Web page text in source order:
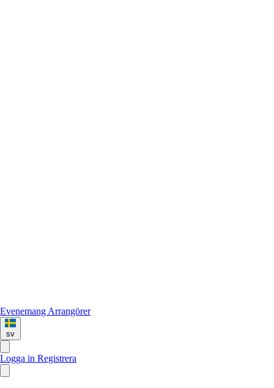
Evenemang Arrangörer
sv
Logga in Registrera